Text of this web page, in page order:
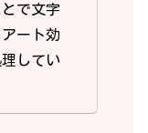
で文字
ート効
してい